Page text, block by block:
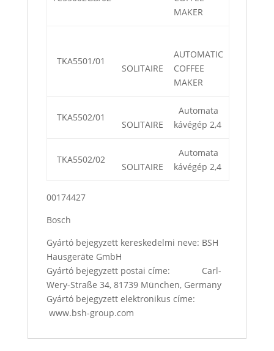
MAKER
TKA5501/01
SOLITAIRE
AUTOMATIC
COFFEE
MAKER
TKA5502/01
SOLITAIRE
Automata
kávégép 2,4
TKA5502/02
SOLITAIRE
Automata
kávégép 2,4
00174427
Bosch
Gyártó bejegyzett kereskedelmi neve: BSH
Hausgeräte GmbH
Gyártó bejegyzett postai címe: Carl-
Wery-Straße 34, 81739 München, Germany
Gyártó bejegyzett elektronikus címe:
www.bsh-group.com